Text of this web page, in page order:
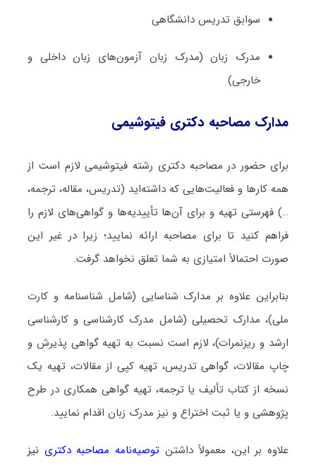
سوابق تدریس دانشگاهی
مدرک زبان (مدرک زبان آزمون‌های زبان داخلی و
خارجی)
مدارک مصاحبه دکتری فیتوشیمی
برای حضور در مصاحبه دکتری رشته فیتوشیمی لازم است از
همه کارها و فعالیت‌هایی که داشته‌اید (تدریس، مقاله، ترجمه،
…) فهرستی تهیه و برای آن‌ها تأییدیه‌ها و گواهی‌های لازم را
فراهم کنید تا برای مصاحبه ارائه نمایید؛ زیرا در غیر این
صورت احتمالاً امتیازی به شما تعلق نخواهد گرفت.
بنابراین علاوه بر مدارک شناسایی (شامل شناسنامه و کارت
ملی)، مدارک تحصیلی (شامل مدرک کارشناسی و کارشناسی
ارشد و ریزنمرات)، لازم است نسبت به تهیه گواهی پذیرش و
چاپ مقالات، گواهی تدریس، تهیه کپی از مقالات، تهیه یک
نسخه از کتاب تألیف یا ترجمه، تهیه گواهی همکاری در طرح
پژوهشی و یا ثبت اختراع و نیز مدرک زبان اقدام نمایید.
علاوه بر این، معمولاً داشتنتوصیه‌نامه مصاحبه دکتری نیز